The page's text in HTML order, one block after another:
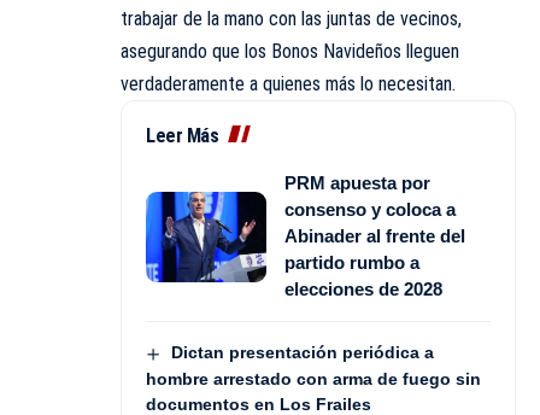
trabajar de la mano con las juntas de vecinos,
asegurando que los Bonos Navideños lleguen
verdaderamente a quienes más lo necesitan.
Leer Más
PRM apuesta por
consenso y coloca a
Abinader al frente del
partido rumbo a
elecciones de 2028
Dictan presentación periódica a
hombre arrestado con arma de fuego sin
documentos en Los Frailes